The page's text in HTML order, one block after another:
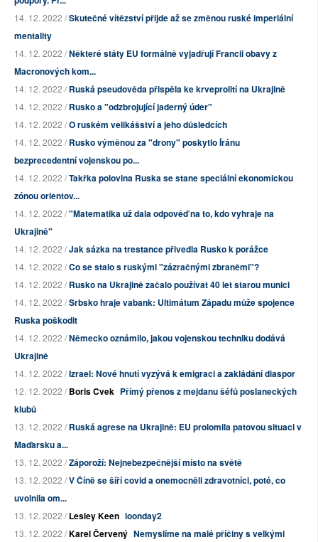
14. 12. 2022 /Skutečné vítězství přijde až se změnou ruské imperiální
mentality
14. 12. 2022 /Některé státy EU formálně vyjadřují Francii obavy z
Macronových kom...
14. 12. 2022 /Ruská pseudověda přispěla ke krveprolití na Ukrajině
14. 12. 2022 /Rusko a "odzbrojující jaderný úder"
14. 12. 2022 /O ruském velikášství a jeho důsledcích
14. 12. 2022 /Rusko výměnou za "drony" poskytlo Íránu
bezprecedentní vojenskou po...
14. 12. 2022 /Takřka polovina Ruska se stane speciální ekonomickou
zónou orientov...
14. 12. 2022 /"Matematika už dala odpověď na to, kdo vyhraje na
Ukrajině"
14. 12. 2022 /Jak sázka na trestance přivedla Rusko k porážce
14. 12. 2022 /Co se stalo s ruskými "zázračnými zbraněmi"?
14. 12. 2022 /Rusko na Ukrajině začalo používat 40 let starou munici
14. 12. 2022 /Srbsko hraje vabank: Ultimátum Západu může spojence
Ruska poškodit
14. 12. 2022 /Německo oznámilo, jakou vojenskou techniku dodává
Ukrajině
14. 12. 2022 /Izrael: Nové hnutí vyzývá k emigraci a zakládání diaspor
12. 12. 2022 /Boris Cvek Přímý přenos z mejdanu šéfů poslaneckých
klubů
13. 12. 2022 /Ruská agrese na Ukrajině: EU prolomila patovou situaci v
Maďarsku a...
13. 12. 2022 /Záporoží: Nejnebezpečnější místo na světě
13. 12. 2022 /V Číně se šíří covid a onemocněli zdravotníci, poté, co
uvolnila om...
13. 12. 2022 /Lesley Keen loonday2
13. 12. 2022 /Karel Červený Nemyslíme na malé příčiny s velkými